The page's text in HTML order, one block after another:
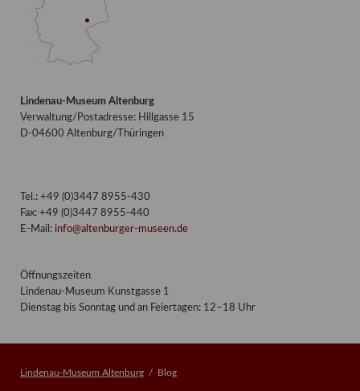
Lindenau-Museum Altenburg
Verwaltung/Postadresse: Hillgasse 15
D-04600 Altenburg/Thüringen
Tel.: +49 (0)3447 8955-430
Fax: +49 (0)3447 8955-440
E-Mail: info@altenburger-museen.de
Öffnungszeiten
Lindenau-Museum Kunstgasse 1
Dienstag bis Sonntag und an Feiertagen: 12–18 Uhr
Lindenau-Museum Altenburg Blog